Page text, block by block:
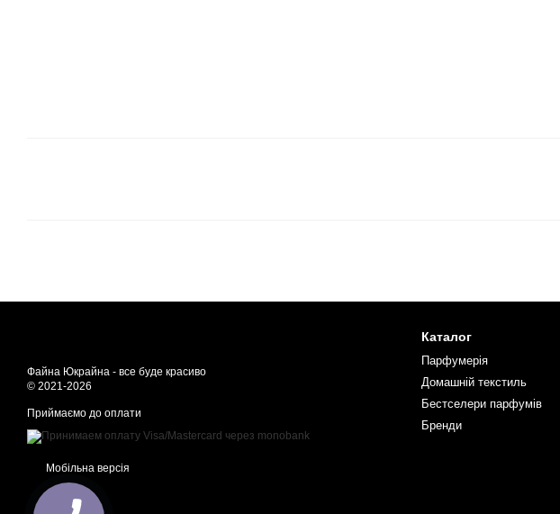
Файна Юкрайна - все буде красиво
© 2021-2026
Приймаємо до оплати
Мобільна версія
Каталог
Парфумерія
Домашній текстиль
Бестселери парфумів
Бренди